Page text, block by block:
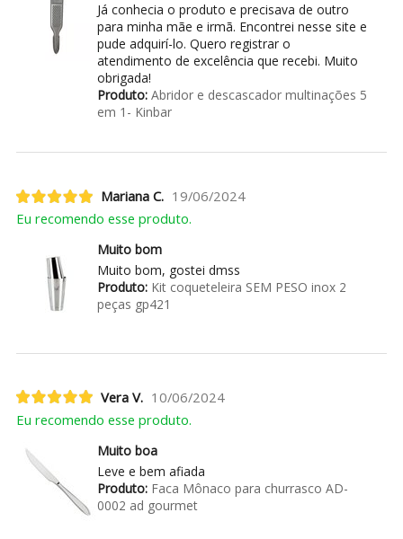
Já conhecia o produto e precisava de outro
para minha mãe e irmã. Encontrei nesse site e
pude adquirí-lo. Quero registrar o
atendimento de excelência que recebi. Muito
obrigada!
Produto:Abridor e descascador multinações 5
em 1- Kinbar
Mariana C. 19/06/2024
Eu recomendo esse produto.
Muito bom
Muito bom, gostei dmss
Produto:Kit coqueteleira SEM PESO inox 2
peças gp421
Vera V. 10/06/2024
Eu recomendo esse produto.
Muito boa
Leve e bem afiada
Produto:Faca Mônaco para churrasco AD-
0002 ad gourmet